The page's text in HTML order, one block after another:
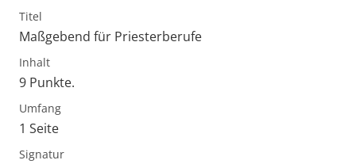
Titel
Maßgebend für Priesterberufe
Inhalt
9 Punkte.
Umfang
1 Seite
Signatur